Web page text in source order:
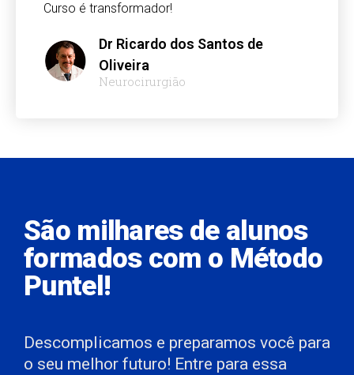
Curso é transformador!
Dr Ricardo dos Santos de
Oliveira
Neurocirurgião
São milhares de alunos
formados com o Método
Puntel!
Descomplicamos e preparamos você para
o seu melhor futuro! Entre para essa